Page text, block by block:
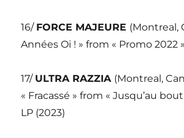
16/ FORCE MAJEURE (Montreal,
Années Oi ! » from « Promo 2022
17/ ULTRA RAZZIA (Montreal,
« Fracassé » from « Jusqu’au
LP (2023)